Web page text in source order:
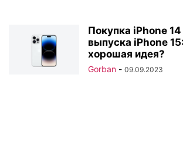
Покупка iPhone
выпуска iPhone
хорошая идея?
Gorban - 09.09.2023